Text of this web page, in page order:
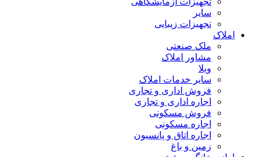
سایر
تجهیزات زیبایی
املاک
ملک صنعتی
مشاور املاک
ویلا
سایر خدمات املاک
فروش اداری و تجاری
اجاره اداری و تجاری
فروش مسکونی
اجاره مسکونی
اجاره اتاق و پانسیون
زمین و باغ